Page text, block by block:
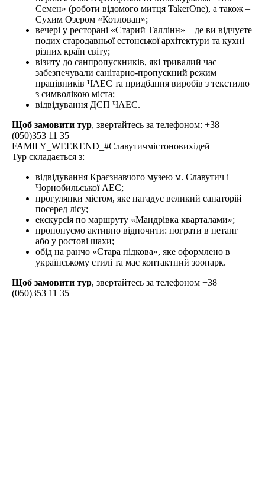
Семен» (роботи відомого митця TakerOne), а також –
Сухим Озером «Котлован»;
вечері у ресторані «Старий Таллінн» – де ви відчуєте
подих стародавньої естонської архітектури та кухні
різних країн світу;
візиту до санпропускників, які тривалий час
забезпечували санітарно-пропускний режим
працівників ЧАЕС та придбання виробів з текстилю
з символікою міста;
відвідування ДСП ЧАЕС.
Щоб замовити тур, звертайтесь за телефоном: +38
(050)353 11 35
FAMILY_WEEKEND_#Славутичмістоновихідей
Тур складається з:
відвідування Краєзнавчого музею м. Славутич і
Чорнобильської АЕС;
прогулянки містом, яке нагадує великий санаторій
посеред лісу;
екскурсія по маршруту «Мандрівка кварталами»;
пропонуємо активно відпочити: пограти в петанг
або у ростові шахи;
обід на ранчо «Стара підкова», яке оформлено в
українському стилі та має контактний зоопарк.
Щоб замовити тур, звертайтесь за телефоном +38
(050)353 11 35